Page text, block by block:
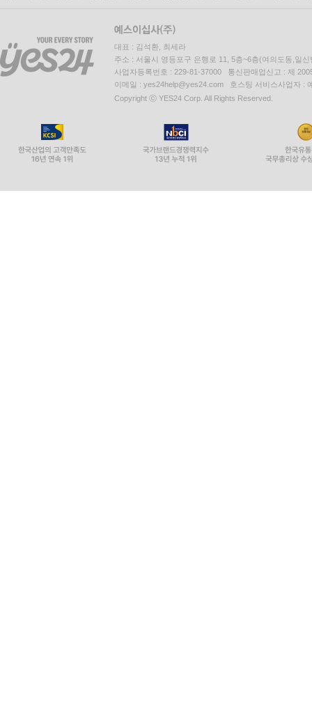
대표 : 김석환, 최세라
주소 : 서울시 영등포구 은행로 11, 5층~6층(여의도동,일신
사업자등록번호 : 229-81-37000 통신판매업신고 : 제
이메일 : yes24help@yes24.com 호스팅 서비스사업자 :
Copyright ⓒ YES24 Corp. All Rights Reserved.